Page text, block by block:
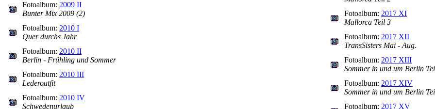
Fotoalbum: 2009 II
Bunter Mix 2009 (2)
Fotoalbum: 2010 I
Quer durchs Jahr
Fotoalbum: 2010 II
Berlin - Frühling und Sommer
Fotoalbum: 2010 III
Lederoutfit
Fotoalbum: 2010 IV
Schwedenurlaub
Fotoalbum: 2017 XI
Mallorca Teil 3
Fotoalbum: 2017 XII
TransSisters Mai - Aug.
Fotoalbum: 2017 XIII
Sommer in und um Berlin
Fotoalbum: 2017 XIV
Sommer in und um Berlin
Fotoalbum: 2017 XV